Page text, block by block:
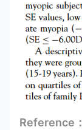
Reference：